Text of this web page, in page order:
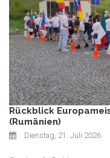
Rückblick
(Rumänien)
Dienstag, 21. Juli 2026